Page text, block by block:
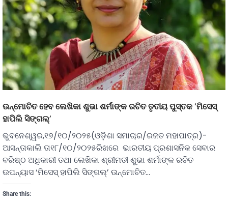
ଉନ୍ମୋଚିତ ହେବ ଲେଖିକା ଶୁଭା ଶର୍ମାଙ୍କ ରଚିତ ତୃତୀୟ ପୁସ୍ତକ ‘ମିସେସ୍‌
ହାପିଲି ସିଙ୍ଗଲ୍‌’
ଭୁବନେଶ୍ୱର,୧୭/୧୦/୨୦୨୫(ଓଡ଼ିଶା ସମାଚାର/ରଜତ ମହାପାତ୍ର)-
ଆସନ୍ତାକାଲି ତା୧୮/୧୦/୨୦୨୫ରିଖରେ ଭାରତୀୟ ପ୍ରଶାସନିକ ସେବାର
ବରିଷ୍ଠ ଅଧିକାରୀ ତଥା ଲେଖିକା ଶ୍ରୀମତୀ ଶୁଭା ଶର୍ମାଙ୍କ ରଚିତ
ଉପନ୍ୟାସ ‘ମିସେସ୍‌ ହାପିଲି ସିଙ୍ଗଲ୍‌’ ଉନ୍ମୋଚିତ…
Share this: